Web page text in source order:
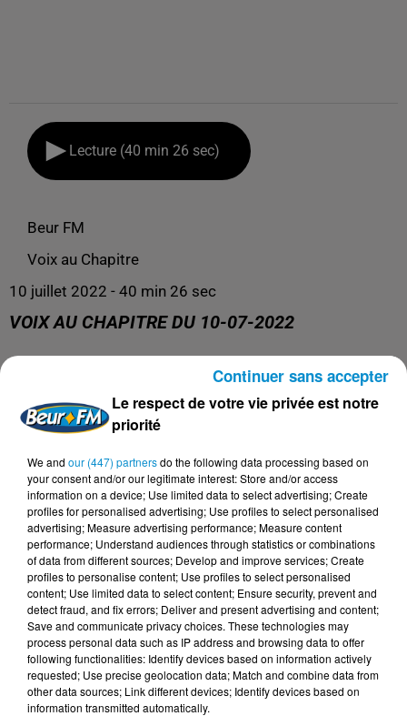
Lecture (40 min 26 sec)
Beur FM
Voix au Chapitre
10 juillet 2022 - 40 min 26 sec
VOIX AU CHAPITRE DU 10-07-2022
DERNIERS PODCASTS
24 juillet 2026
Les Zinformés - 24/07/26
Le respect de votre vie privée est notre
priorité
We and our (447) partnersdo the following data processing based on
your consent and/or our legitimate interest: Store and/or access
information on a device; Use limited data to select advertising; Create
profiles for personalised advertising; Use profiles to select personalised
advertising; Measure advertising performance; Measure content
performance; Understand audiences through statistics or combinations
of data from different sources; Develop and improve services; Create
profiles to personalise content; Use profiles to select personalised
content; Use limited data to select content; Ensure security, prevent and
detect fraud, and fix errors; Deliver and present advertising and content;
Save and communicate privacy choices. These technologies may
process personal data such as IP address and browsing data to offer
following functionalities: Identify devices based on information actively
requested; Use precise geolocation data; Match and combine data from
other data sources; Link different devices; Identify devices based on
information transmitted automatically.
Continuer sans accepter